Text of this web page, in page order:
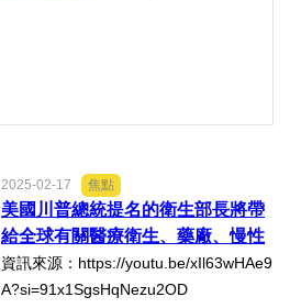
2025-02-17 焦點
美國川普總統提名的衛生部長將帶
給全球有關醫療衛生、藥廠、慢性
病、疫苗.等的重大訊息與改革⋯
資訊來源：https://youtu.be/xIl63wHAe9
A?si=91x1SgsHqNezu2OD